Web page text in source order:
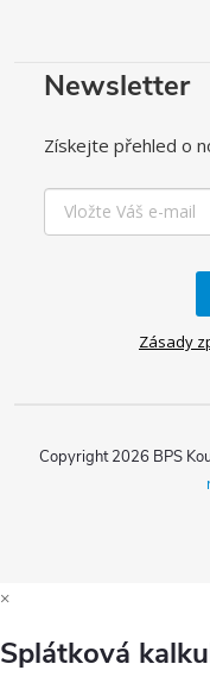
Newsletter
Získejte přehled o
Zásady
Copyright 2026 BPS
×
Splátková